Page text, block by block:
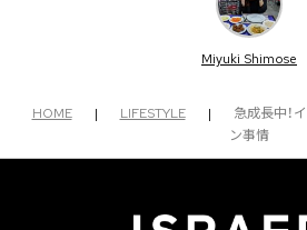
Miyuki Shimose
HOME | LIFESTYLE |
急成長中！
ン事情